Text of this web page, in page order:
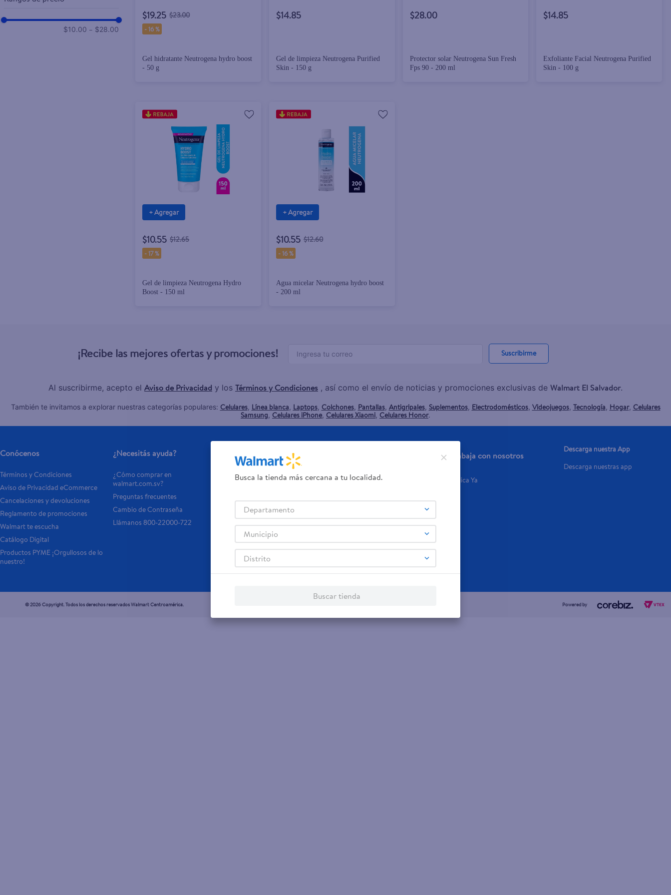
$10.00 – $28.00
$19.25 $23.00
-16 %
Gel hidratante Neutrogena hydro boost
- 50 g
$14.85
Gel de limpieza Neutrogena Purified
Skin - 150 g
$28.00
Protector solar Neutrogena Sun Fresh
Fps 90 - 200 ml
$14.85
Exfoliante Facial Neutrogena Purified
Skin - 100 g
+ Agregar
$10.55 $12.65
-17 %
Gel de limpieza Neutrogena Hydro
Boost - 150 ml
+ Agregar
$10.55 $12.60
-16 %
Agua micelar Neutrogena hydro boost
- 200 ml
¡Recibe las mejores ofertas y promociones! Suscribirme
Al suscribirme, acepto el Aviso de Privacidad y los Términos y Condiciones , así como el envío de noticias y promociones exclusivas de Walmart El Salvador.
También te invitamos a explorar nuestras categorías populares: Celulares, Línea blanca, Laptops, Colchones, Pantallas, Antigripales, Suplementos, Electrodomésticos, Videojuegos, Tecnología, Hogar, Celulares
Samsung, Celulares iPhone, Celulares Xiaomi, Celulares Honor.
Conócenos
Términos y Condiciones
Aviso de Privacidad eCommerce
Cancelaciones y devoluciones
Reglamento de promociones
Walmart te escucha
Catálogo Digital
Productos PYME ¡Orgullosos de lo
nuestro!
¿Necesitás ayuda?
¿Cómo comprar en
walmart.com.sv?
Preguntas frecuentes
Cambio de Contraseña
Llámanos 800-22000-722
Tarjeta de regalo
- Remesas
- Pagos de servicios
Tarjeta de Crédito
Trabaja con nosotros
Aplica Ya
Descarga nuestra App
Descarga nuestras app
© 2026 Copyright. Todos los derechos reservados Walmart Centroamérica. Powered by
Busca la tienda más cercana a tu localidad.
Departamento
Municipio
Distrito
Buscar tienda